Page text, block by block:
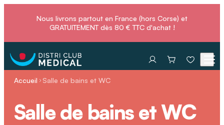
Nous livrons partout en France (hors Corse) et
GRATUITEMENT dès 80 € TTC d'achat !
Accueil Salle de bains et WC
Salle de bains et WC